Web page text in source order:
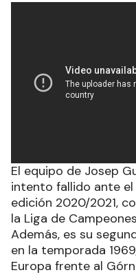
El equipo de Josep
intento fallido ante el
edición 2020/2021,
la Liga de
Además, es su
en la temporada
Europa frente al